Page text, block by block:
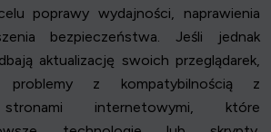
poprawy wydajności, naprawienia
bezpieczeństwa. Jeśli jednak
aktualizację swoich przeglądarek,
problemy z kompatybilnością z
stronami internetowymi, które